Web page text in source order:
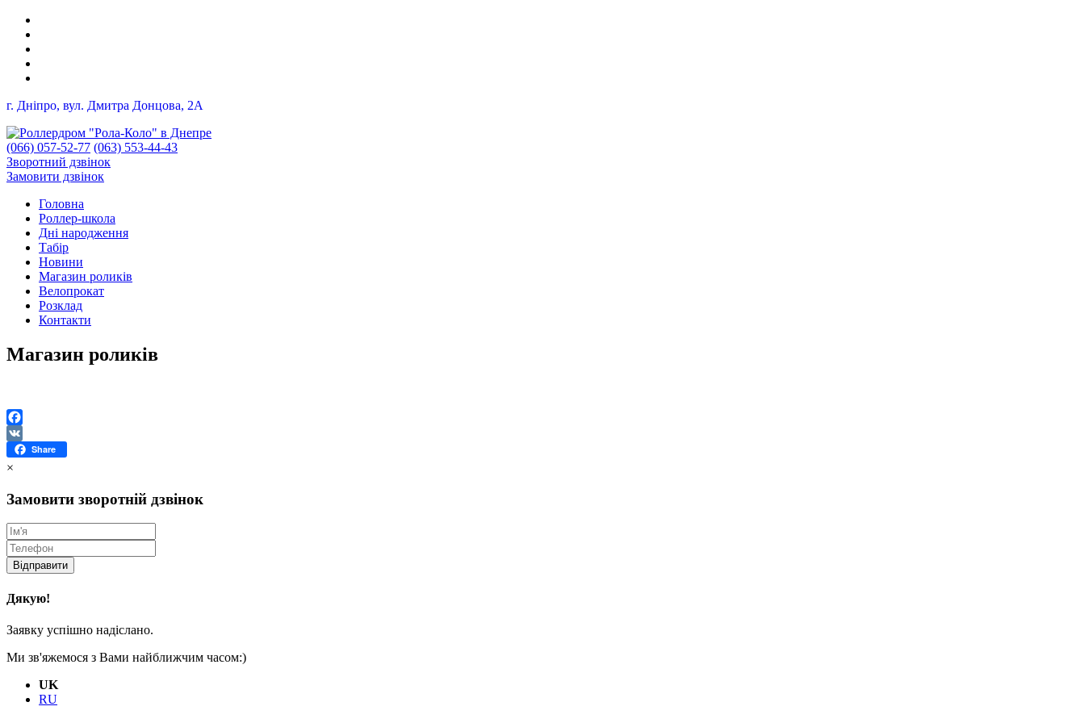
г. Дніпро, вул. Дмитра Донцова, 2A
(066) 057-52-77 (063) 553-44-43
Зворотний дзвінок
Замовити дзвінок
Головна
Роллер-школа
Дні народження
Табір
Новини
Магазин роликів
Велопрокат
Розклад
Контакти
Магазин роликів
Facebook
VK Share
×
Замовити зворотній дзвінок
Відправити
Дякую!
Заявку успішно надіслано.
Ми зв'яжемося з Вами найближчим часом:)
UK
RU